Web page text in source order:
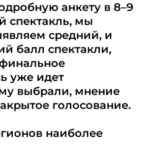
анкету в 8–9
спектакль, мы
средний, и
балл спектакли,
уже идет
выбрали, мнение
голосование.
наиболее